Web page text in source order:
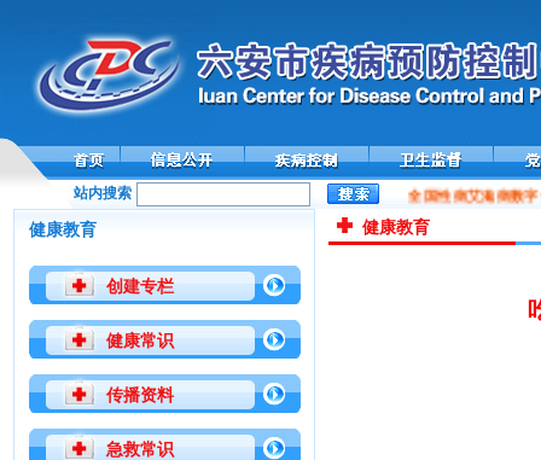
站内搜索 全国性病艾滋病数字
健康教育
创建专栏
健康常识
传播资料
急救常识
健康教育